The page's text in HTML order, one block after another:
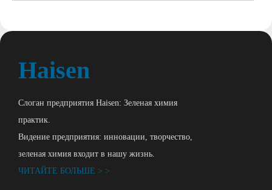
Haisen
Слоган предприятия Haisen: Зеленая химия
практик.
Видение предприятия: инновации, творчество,
зеленая химия входит в нашу жизнь.
ЧИТАЙТЕ БОЛЬШЕ > >